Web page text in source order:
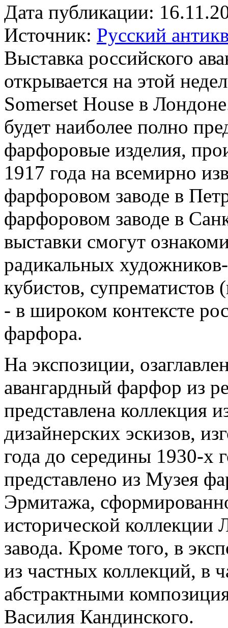
Дата публикации:
Источник: Русский
Выставка российского
открывается на этой
Somerset House в
будет наиболее полно
фарфоровые изделия,
1917 года на всемирно
фарфоровом заводе в
фарфоровом заводе в
выставки смогут
радикальных
кубистов,
- в широком контексте
фарфора.
На экспозиции,
авангардный фарфор из
представлена коллекция
дизайнерских эскизов,
года до середины 1930-х
представлено из Музея
Эрмитажа,
исторической коллекции
завода. Кроме того, в
из частных коллекций, в
абстрактными
Василия Кандинского.